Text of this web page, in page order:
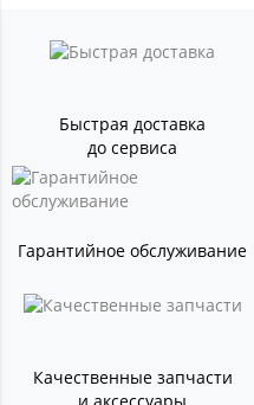
Быстрая доставка
до сервиса
Гарантийное обслуживание
Качественные запчасти